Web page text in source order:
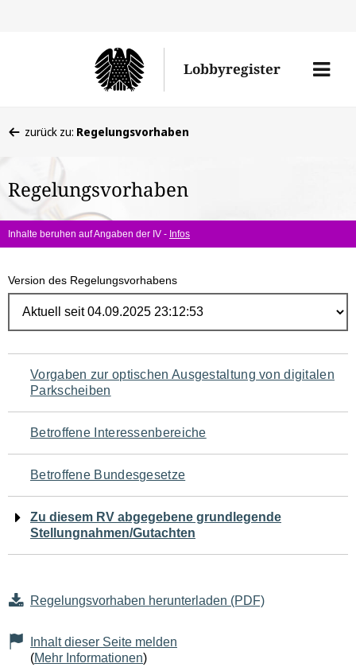
Lobbyregister
Menü
befinden
hier:
zurück zu: Regelungsvorhaben
Regelungsvorhaben
Inhalte beruhen auf Angaben der IV - Infos
Version des Regelungsvorhabens
Navigation
für
den
Seiteninhalt
Vorgaben zur optischen Ausgestaltung von digitalen
Parkscheiben
Betroffene Interessenbereiche
Betroffene Bundesgesetze
Zu diesem RV abgegebene grundlegende
Stellungnahmen/Gutachten
Regelungsvorhaben herunterladen (PDF)
Inhalt dieser Seite melden
(Mehr Informationen)